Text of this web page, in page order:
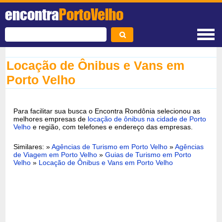
encontraPortoVelho
Locação de Ônibus e Vans em
Porto Velho
Para facilitar sua busca o Encontra Rondônia selecionou as
melhores empresas de locação de ônibus na cidade de Porto
Velho e região, com telefones e endereço das empresas.
Similares: »Agências de Turismo em Porto Velho »Agências
de Viagem em Porto Velho »Guias de Turismo em Porto
Velho » Locação de Ônibus e Vans em Porto Velho